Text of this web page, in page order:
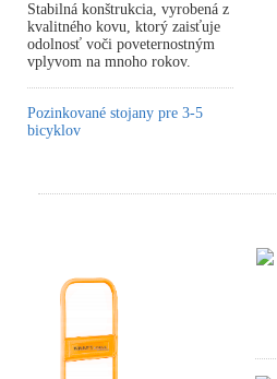
Stabilná konštrukcia, vyrobená z
kvalitného kovu, ktorý zaisťuje
odolnosť voči poveternostným
vplyvom na mnoho rokov.
Pozinkované stojany pre 3-5
bicyklov